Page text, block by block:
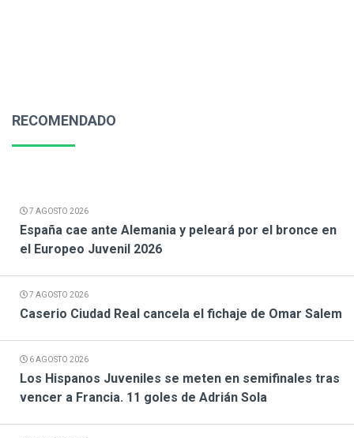
RECOMENDADO
7 AGOSTO 2026
España cae ante Alemania y peleará por el bronce en
el Europeo Juvenil 2026
7 AGOSTO 2026
Caserio Ciudad Real cancela el fichaje de Omar Salem
6 AGOSTO 2026
Los Hispanos Juveniles se meten en semifinales tras
vencer a Francia. 11 goles de Adrián Sola